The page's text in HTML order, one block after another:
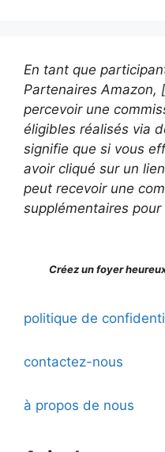
En tant que
Partenaires Amazon,
percevoir une
éligibles réalisés via
signifie que si vous
avoir cliqué sur un
peut recevoir une
supplémentaires pour
Créez un foyer
politique de
contactez-nous
à propos de nous